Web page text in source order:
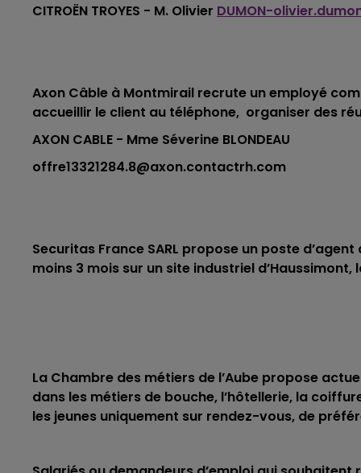
CITROËN TROYES - M. Olivier DUMON-
Axon Câble à Montmirail recrute un employé
accueillir le client au téléphone, organiser des
AXON CABLE - Mme Séverine BLONDEAU
offre13321284.8@axon.contactrh.com
Securitas France SARL propose un poste
moins 3 mois sur un site industriel
La Chambre des métiers de l’Aube propose
dans les métiers de bouche, l’hôtellerie, la
les jeunes uniquement sur rendez-vous, de
5h00 - 6h00
LE BEST OF DE LA FAMILLE
CHAMPAGNE FM